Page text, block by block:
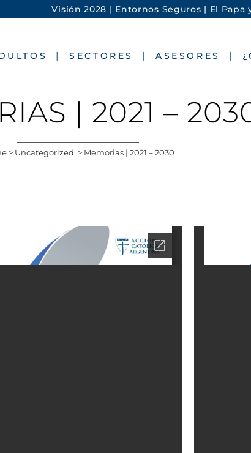
Visión 2028 | Entornos Seguros | El Papa
SECTORES ASESORES
| 2021 –
> Uncategorized > Memorias | 2021 – 2030